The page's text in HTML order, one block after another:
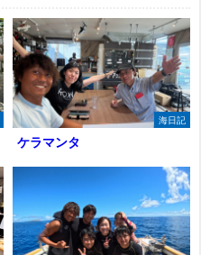
海日記
ケラマンタ